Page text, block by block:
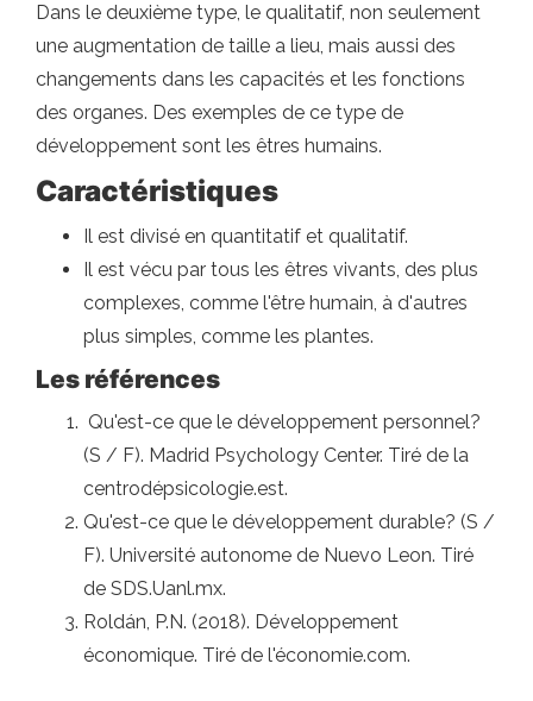
Dans le deuxième type, le qualitatif, non seulement
une augmentation de taille a lieu, mais aussi des
changements dans les capacités et les fonctions
des organes. Des exemples de ce type de
développement sont les êtres humains.
Caractéristiques
Il est divisé en quantitatif et qualitatif.
Il est vécu par tous les êtres vivants, des plus
complexes, comme l'être humain, à d'autres
plus simples, comme les plantes.
Les références
Qu'est-ce que le développement personnel?
(S / F). Madrid Psychology Center. Tiré de la
centrodépsicologie.est.
Qu'est-ce que le développement durable? (S /
F). Université autonome de Nuevo Leon. Tiré
de SDS.Uanl.mx.
Roldán, P.N. (2018). Développement
économique. Tiré de l'économie.com.